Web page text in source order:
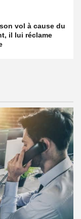
vol à cause du
il lui réclame